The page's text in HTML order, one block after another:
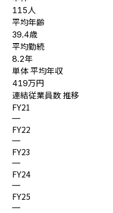
115 人
平均年齢
39.4歳
平均勤続
8.2年
単体 平均年収
419万円
連結従業員数 推移
FY21
—
FY22
—
FY23
—
FY24
—
FY25
—